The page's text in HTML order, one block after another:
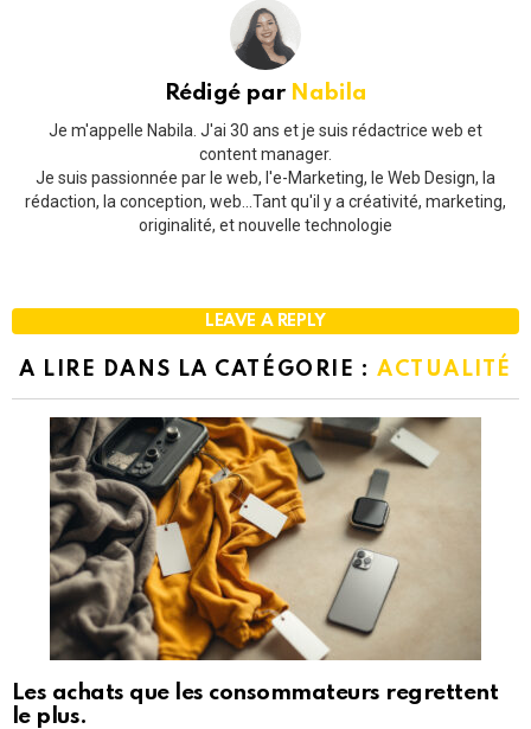
Rédigé par Nabila
Je m'appelle Nabila. J'ai 30 ans et je suis rédactrice web et
content manager.
Je suis passionnée par le web, l'e-Marketing, le Web Design, la
rédaction, la conception, web...Tant qu'il y a créativité, marketing,
originalité, et nouvelle technologie
LEAVE A REPLY
A LIRE DANS LA CATÉGORIE : ACTUALITÉ
Les achats que les consommateurs regrettent
le plus.